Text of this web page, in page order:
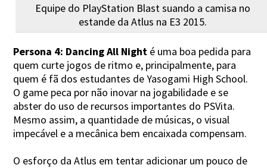
Equipe do PlayStation Blast suando a camisa no
estande da Atlus na E3 2015.
Persona 4: Dancing All Night é uma boa pedida para
quem curte jogos de ritmo e, principalmente, para
quem é fã dos estudantes de Yasogami High School.
O game peca por não inovar na jogabilidade e se
abster do uso de recursos importantes do PSVita.
Mesmo assim, a quantidade de músicas, o visual
impecável e a mecânica bem encaixada compensam.
O esforço da Atlus em tentar adicionar um pouco de